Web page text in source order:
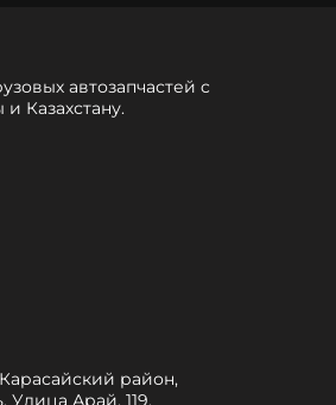
автозапчастей c
Казахстану.
Карасайский район,
Улица Арай, 119.